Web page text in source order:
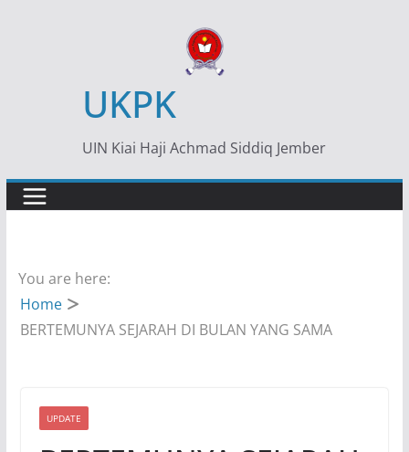
UKPK
UIN Kiai Haji Achmad Siddiq Jember
You are here:
Home
BERTEMUNYA SEJARAH DI BULAN YANG SAMA
UPDATE